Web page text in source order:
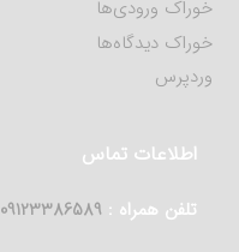
خوراک ورودی‌ها
خوراک دیدگاه‌ها
وردپرس
اطلاعات تماس
تلفن همراه : 09123386589